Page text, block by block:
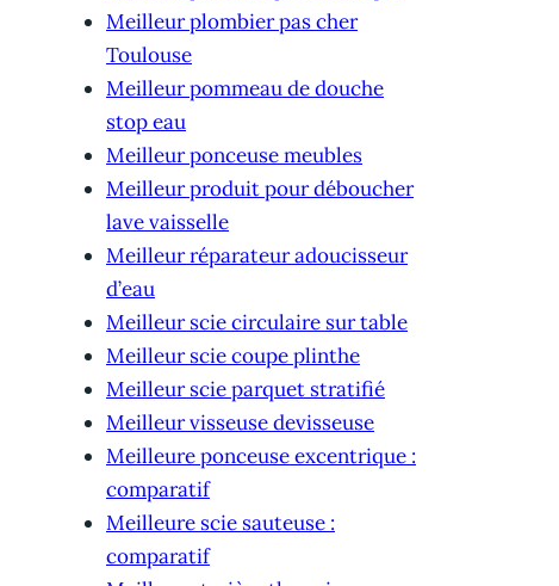
Meilleur plombier pas cher
Toulouse
Meilleur pommeau de douche
stop eau
Meilleur ponceuse meubles
Meilleur produit pour déboucher
lave vaisselle
Meilleur réparateur adoucisseur
d’eau
Meilleur scie circulaire sur table
Meilleur scie coupe plinthe
Meilleur scie parquet stratifié
Meilleur visseuse devisseuse
Meilleure ponceuse excentrique :
comparatif
Meilleure scie sauteuse :
comparatif